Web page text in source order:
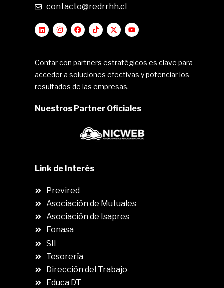
contacto@redrrhh.cl
Contar con partners estratégicos es clave para
acceder a soluciones efectivas y potenciar los
resultados de las empresas.
Nuestros Partner Oficiales
Link de Interés
Previred
Asociación de Mutuales
Asociación de Isapres
Fonasa
SII
Tesorería
Dirección del Trabajo
Educa DT